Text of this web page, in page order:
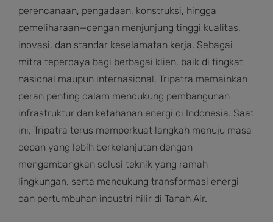
perencanaan, pengadaan, konstruksi, hingga
pemeliharaan—dengan menjunjung tinggi kualitas,
inovasi, dan standar keselamatan kerja. Sebagai
mitra tepercaya bagi berbagai klien, baik di tingkat
nasional maupun internasional, Tripatra memainkan
peran penting dalam mendukung pembangunan
infrastruktur dan ketahanan energi di Indonesia. Saat
ini, Tripatra terus memperkuat langkah menuju masa
depan yang lebih berkelanjutan dengan
mengembangkan solusi teknik yang ramah
lingkungan, serta mendukung transformasi energi
dan pertumbuhan industri hilir di Tanah Air.